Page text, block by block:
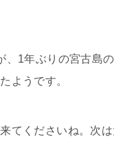
、1年ぶりの宮古島
ようです。
てくださいね。次は